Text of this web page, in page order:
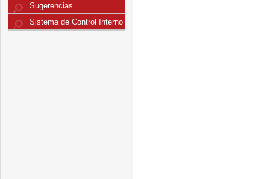
Sugerencias
Sistema de Control Interno